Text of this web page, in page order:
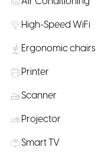
High-Speed WiFi
Ergonomic chairs
Printer
Scanner
Projector
Smart TV